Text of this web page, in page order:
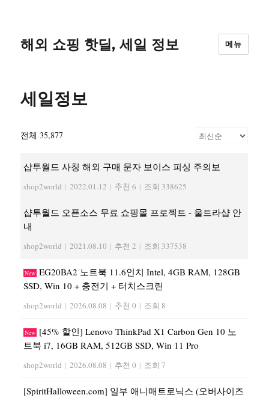
해외 쇼핑 핫딜, 세일 정보 메뉴
세일정보
전체 35,877
샵투월드 사칭 해외 구매 문자 보이스 피싱 주의보
shop2world | 2022.01.12 | 추천 6 | 조회 338625
샵투월드 오픈소스 무료 쇼핑몰 프로젝트 - 울트라샵 안
내
shop2world | 2021.08.10 | 추천 2 | 조회 337538
New EG20BA2 노트북 11.6인치 Intel, 4GB RAM, 128GB
SSD, Win 10 + 충전기 + 터치스크린
shop2world | 2026.08.08 | 추천 0 | 조회 8
New [45% 할인] Lenovo ThinkPad X1 Carbon Gen 10 노
트북 i7, 16GB RAM, 512GB SSD, Win 11 Pro
shop2world | 2026.08.08 | 추천 0 | 조회 7
[SpiritHalloween.com] 일부 애니매트로닉스 (오버사이즈